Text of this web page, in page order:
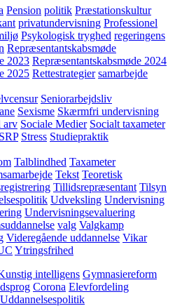
Pension politik Præstationskultur
privatundervisning Professionel
Psykologisk tryghed regeringens
Repræsentantskabsmøde
2023 Repræsentantskabsmøde 2024
2025 Rettestrategier samarbejde
Seniorarbejdsliv
Sexisme Skærmfri undervisning
arv Sociale Medier Socialt taxameter
SRP Stress Studiepraktik
Talblindhed Taxameter
Tekst Teoretisk
Tillidsrepræsentant Tilsyn
Udveksling Undervisning
Undervisningsevaluering
valg Valgkamp
Videregående uddannelse Vikar
Ytringsfrihed
intelligens Gymnasiereform
Corona Elevfordeling
Uddannelsespolitik